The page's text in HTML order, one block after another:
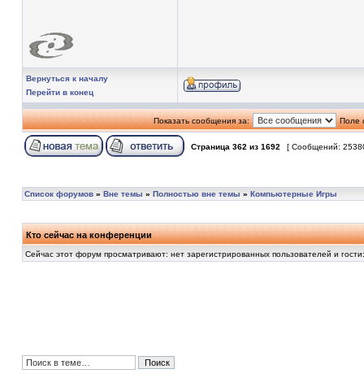
Вернуться к началу
Перейти в конец
Показать сообщения за: Поле
Страница 362 из 1692 [ Сообщений:
Список форумов » Вне темы » Полностью вне темы » Компьютерные Игры
Кто сейчас на конференции
Сейчас этот форум просматривают: нет зарегистрированных пользователей и